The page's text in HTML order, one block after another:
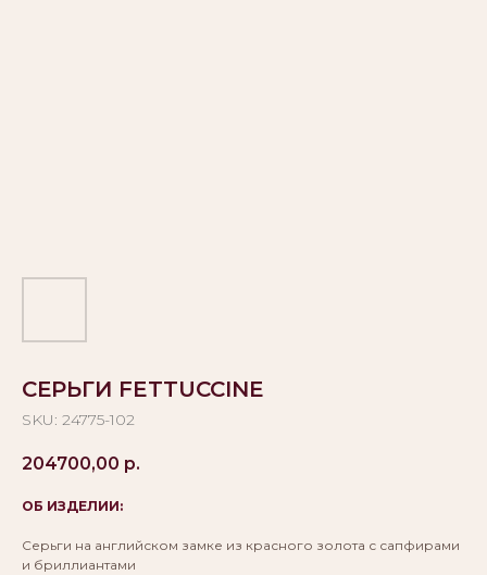
СЕРЬГИ FETTUCCINE
SKU: 24775-102
204700,00 р.
ОБ ИЗДЕЛИИ:
Серьги на английском замке из красного золота с сапфирами
и бриллиантами